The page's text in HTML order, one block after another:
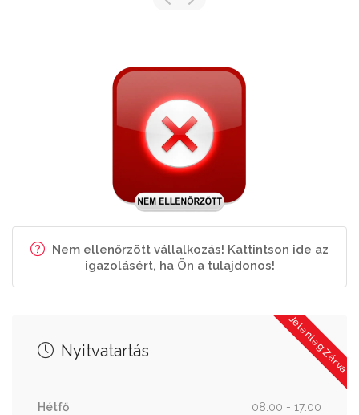
Nem ellenőrzött vállalkozás! Kattintson ide az
igazolásért, ha Ön a tulajdonos!
Jelenleg Zárva
Nyitvatartás
Hétfő
08:00 - 17:00